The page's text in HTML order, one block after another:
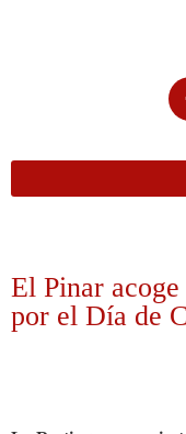
El Pinar
por el Día de